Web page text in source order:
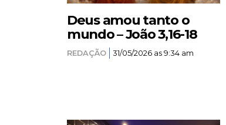
Deus amou tanto o
mundo – João 3,16-18
REDAÇÃO 31/05/2026 as 9:34 am